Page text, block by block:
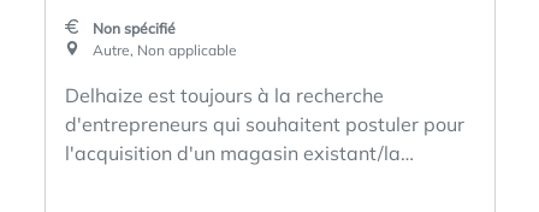
Non spécifié
Autre, Non applicable
Delhaize est toujours à la recherche
d'entrepreneurs qui souhaitent postuler pour
l'acquisition d'un magasin existant/la